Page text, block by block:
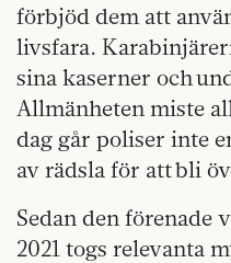
förbjöd dem att
livsfara.
sina kaserner och
Allmänheten miste
dag går poliser inte
av rädsla för att bli
Sedan den förenade
2021 togs relevanta